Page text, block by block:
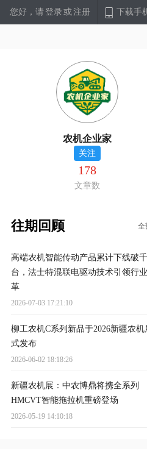
您好，请登录 或注册 下载手
农机企业家
关注
178
文章数
往期回顾 全
高端农机智能传动产品累计下线破千
台，法士特混联电驱动技术引领行
革
2026-07-03 17:21:10
柳工农机C系列新品于2026新疆农机
式发布
2026-06-02 18:18:26
新疆农机展：中农博鼎将携全系列
HMCVT智能拖拉机重磅登场
2026-05-19 14:10:18